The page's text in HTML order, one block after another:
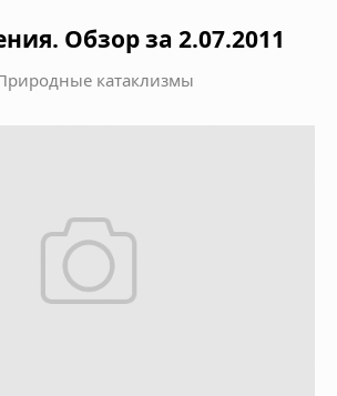
Обзор за 2.07.2011
катаклизмы